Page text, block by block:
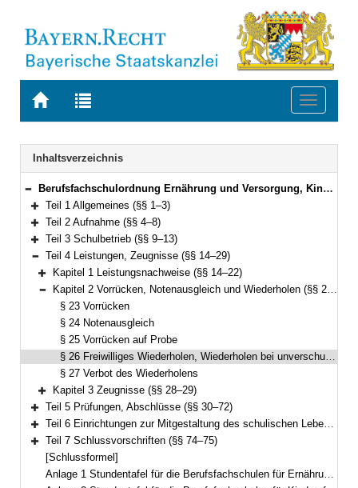
Zur
BAYERN.RECHT
Zur
letzten
Suche
Toggle
Navigation
Inhaltsverzeichnis
Bereich reduzieren
Berufsfachschulordnung Ernährung und Versorgung, Kinderpflege, Sozialpflege, Hotel- und Tourismusmanagement, Informatik und Fremdsprachenberufe (Berufsfachschulordnung – BFSO) Vom 25. Mai 2023 (GVBl. S. 257) BayRS 2236-4-1-9-K (§§ 1–75)
Bereich erweitern
Teil 1 Allgemeines (§§ 1–3)
Bereich erweitern
Teil 2 Aufnahme (§§ 4–8)
Bereich erweitern
Teil 3 Schulbetrieb (§§ 9–13)
Bereich reduzieren
Teil 4 Leistungen, Zeugnisse (§§ 14–29)
Bereich erweitern
Kapitel 1 Leistungsnachweise (§§ 14–22)
Bereich reduzieren
Kapitel 2 Vorrücken, Notenausgleich und Wiederholen (§§ 23–27)
§ 23 Vorrücken
§ 24 Notenausgleich
§ 25 Vorrücken auf Probe
§ 26 Freiwilliges Wiederholen, Wiederholen bei unverschuldeter Leistungsminderung
§ 27 Verbot des Wiederholens
Bereich erweitern
Kapitel 3 Zeugnisse (§§ 28–29)
Bereich erweitern
Teil 5 Prüfungen, Abschlüsse (§§ 30–72)
Bereich erweitern
Teil 6 Einrichtungen zur Mitgestaltung des schulischen Lebens (§ 73)
Bereich erweitern
Teil 7 Schlussvorschriften (§§ 74–75)
[Schlussformel]
Anlage 1 Stundentafel für die Berufsfachschulen für Ernährung und Versorgung